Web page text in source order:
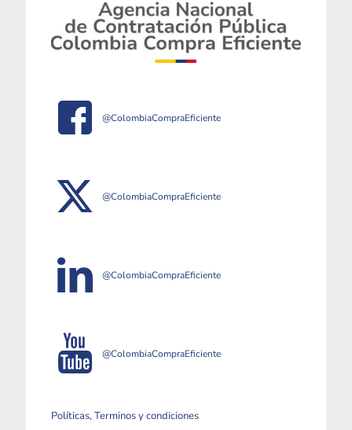
@ColombiaCompraEficiente
@ColombiaCompraEficiente
@ColombiaCompraEficiente
@ColombiaCompraEficiente
Políticas, Terminos y condiciones